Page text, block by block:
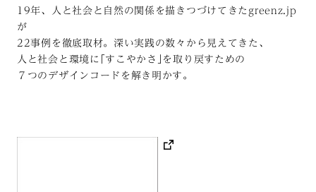
19年、人と社会と自然の関係を描きつづけてきたgreenz.jp
が
22事例を徹底取材。深い実践の数々から見えてきた、
人と社会と環境に｢すこやかさ｣を取り戻すための
７つのデザインコードを解き明かす。